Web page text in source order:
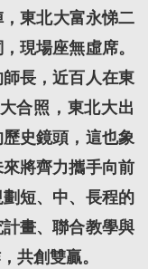
東北大富永悌二
現場座無虛席。
長，近百人在東
合照，東北大出
史鏡頭，這也象
將齊力攜手向前
短、中、長程的
畫、聯合教學與
共創雙贏。